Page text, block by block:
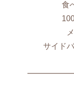
食
サイド